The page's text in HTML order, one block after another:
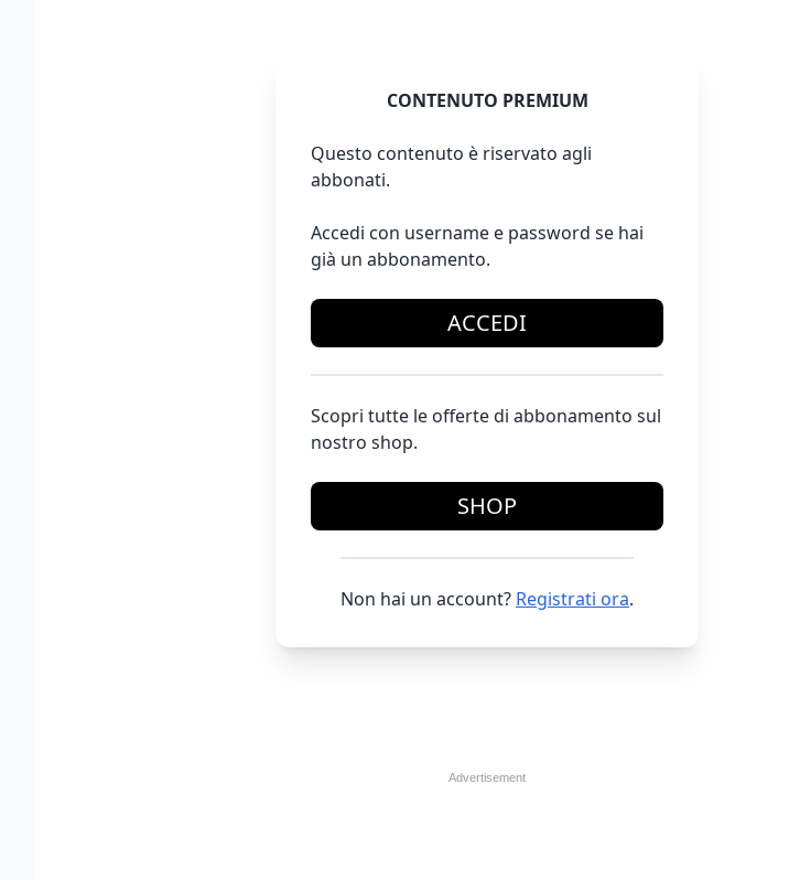
CONTENUTO PREMIUM
Questo contenuto è riservato agli
abbonati.
Accedi con username e password se hai
già un abbonamento.
ACCEDI
Scopri tutte le offerte di abbonamento sul
nostro shop.
SHOP
Non hai un account? Registrati ora.